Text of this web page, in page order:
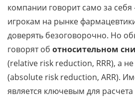
компании говорит само за
игрокам на рынке
доверять безоговорочно. Но
говорят об относительном
(relative risk reduction, RRR), а
(absolute risk reduction, ARR).
является ключевым для расчета